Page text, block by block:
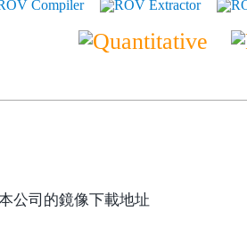
公司的鏡像下載地址